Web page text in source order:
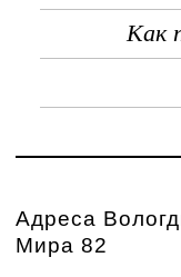
Как
Адреса
Мира 82